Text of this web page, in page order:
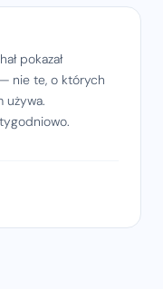
pokazał
nie te, o których
używa.